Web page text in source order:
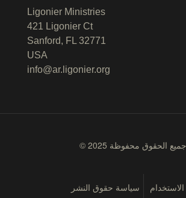
Ligonier Ministries
421 Ligonier Ct
Sanford, FL 32771
USA
info@ar.ligonier.org
جميع الحقوق محفوظة
سياسة حقوق النشر